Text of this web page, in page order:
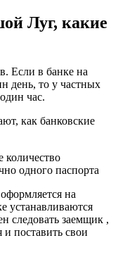
Луг, какие
Если в банке на
день, то у частных
час.
как банковские
количество
одного паспорта
на
устанавливаются
следовать заемщик ,
поставить свои